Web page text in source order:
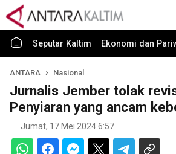
Seputar Kaltim Ekonomi dan
ANTARA Nasional
Jurnalis Jember tolak
Penyiaran yang ancam
Jumat, 17 Mei 2024 6:57